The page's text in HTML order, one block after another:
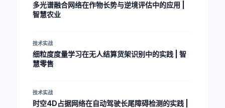
多光谱融合网络在作物长势与逆境评估中的应用 |
智慧农业
技术实战
细粒度度量学习在无人结算货架识别中的实践 | 智
慧零售
技术实战
时空4D占据网络在自动驾驶长尾障碍检测的实践 |